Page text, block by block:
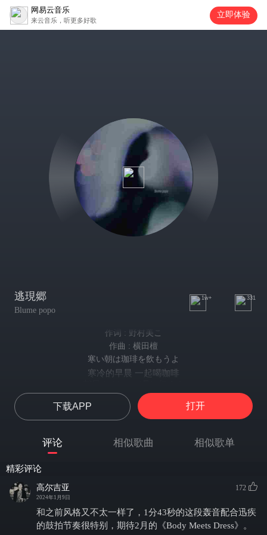
网易云音乐
来云音乐，听更多好歌
立即体验
逃現郷
Blume popo
1w+ 331
作词 : 野村美こ
作曲 : 横田檀
寒い朝は珈琲を飲もうよ
寒冷的早晨 一起喝咖啡
去领略朝阳染成的橙色光辉
寒いからさ、足を絡めて
天寒地冻 紧紧相拥
拉着你的袖子
聞こえないように
为了不打破寂静
下载APP 打开
评论 相似歌曲 相似歌单
精彩评论
高尔吉亚
2024年1月9日
172
和之前风格又不太一样了，1分43秒的这段轰音配合迅疾
的鼓拍节奏很特别，期待2月的《Body Meets Dress》。